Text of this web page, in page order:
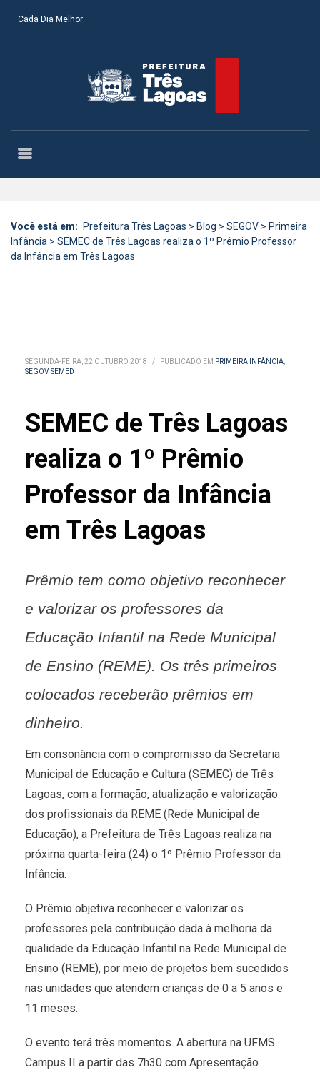
Cada Dia Melhor
Você está em: Prefeitura Três Lagoas > Blog > SEGOV > Primeira
Infância > SEMEC de Três Lagoas realiza o 1º Prêmio Professor
da Infância em Três Lagoas
SEGUNDA-FEIRA, 22 OUTUBRO 2018 / PUBLICADO EM PRIMEIRA INFÂNCIA,
SEGOV,SEMED
SEMEC de Três Lagoas
realiza o 1º Prêmio
Professor da Infância
em Três Lagoas
Prêmio tem como objetivo reconhecer
e valorizar os professores da
Educação Infantil na Rede Municipal
de Ensino (REME). Os três primeiros
colocados receberão prêmios em
dinheiro.
Em consonância com o compromisso da Secretaria
Municipal de Educação e Cultura (SEMEC) de Três
Lagoas, com a formação, atualização e valorização
dos profissionais da REME (Rede Municipal de
Educação), a Prefeitura de Três Lagoas realiza na
próxima quarta-feira (24) o 1º Prêmio Professor da
Infância.
O Prêmio objetiva reconhecer e valorizar os
professores pela contribuição dada à melhoria da
qualidade da Educação Infantil na Rede Municipal de
Ensino (REME), por meio de projetos bem sucedidos
nas unidades que atendem crianças de 0 a 5 anos e
11 meses.
O evento terá três momentos. A abertura na UFMS
Campus II a partir das 7h30 com Apresentação